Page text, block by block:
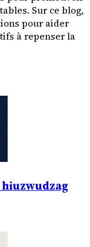
Sur ce blog,
pour aider
à repenser la